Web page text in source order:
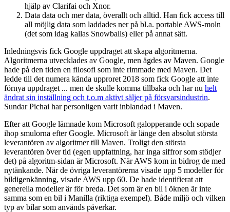
hjälp av Clarifai och Xnor.
Data data och mer data, överallt och alltid. Han fick access till
all möjlig data som laddades ner på bl.a. portable AWS-moln
(det som idag kallas Snowballs) eller på annat sätt.
Inledningsvis fick Google uppdraget att skapa algoritmerna.
Algoritmerna utvecklades av Google, men ägdes av Maven. Google
hade på den tiden en filosofi som inte rimmade med Maven. Det
ledde till det numera kända upproret 2018 som fick Google att inte
förnya uppdraget ... men de skulle komma tillbaka och har nu helt
ändrat sin inställning och t.o.m aktivt säljer på försvarsindustrin.
Sundar Pichai har personligen varit inblandad i Maven.
Efter att Google lämnade kom Microsoft galopperande och sopade
ihop smulorna efter Google. Microsoft är länge den absolut största
leverantören av algoritmer till Maven. Troligt den största
leverantören över tid (egen uppfattning, har inga siffror som stödjer
det) på algoritm-sidan är Microsoft. När AWS kom in bidrog de med
nytänkande. När de övriga leverantörerna visade upp 5 modeller för
bildigenkänning, visade AWS upp 60. De hade identifierat att
generella modeller är för breda. Det som är en bil i öknen är inte
samma som en bil i Manilla (riktiga exempel). Både miljö och vilken
typ av bilar som används påverkar.